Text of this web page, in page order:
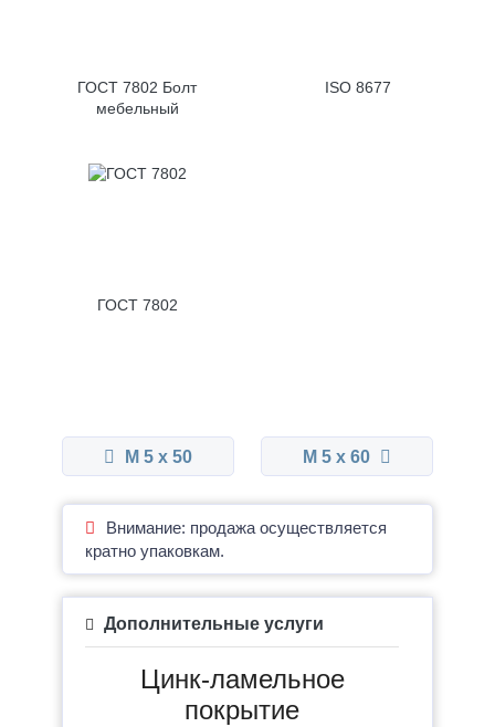
ГОСТ 7802 Болт
мебельный
ISO 8677
ГОСТ 7802
М 5 x 50 М 5 x 60
Внимание: продажа осуществляется
кратно упаковкам.
Дополнительные услуги
Цинк-ламельное
покрытие